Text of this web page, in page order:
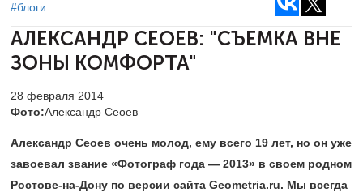
#блоги
АЛЕКСАНДР СЕОЕВ: "СЪЕМКА ВНЕ
ЗОНЫ КОМФОРТА"
28 февраля 2014
Фото:Александр Сеоев
Александр Сеоев очень молод, ему всего 19 лет, но он уже
завоевал звание «Фотограф года — 2013» в своем родном
Ростове-на-Дону по версии сайта Geometria.ru. Мы всегда